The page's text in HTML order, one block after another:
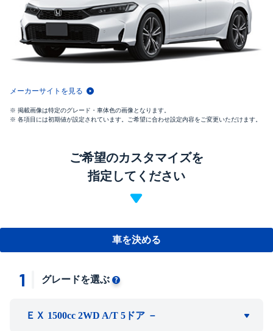
メーカーサイトを見る
掲載画像は特定のグレード・車体色の画像となります。
各項目には初期値が設定されています。ご希望に合わせ設定内容をご変更いただけます。
ご希望のカスタマイズを
指定してください
車を決める
1 グレードを選ぶ
ＥＸ 1500cc 2WD A/T 5ドア －